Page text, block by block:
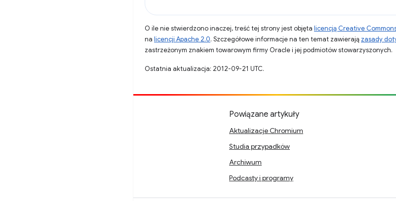
O ile nie stwierdzono inaczej, treść tej strony jest objęta licencją Creative
na licencji Apache 2.0. Szczegółowe informacje na ten temat zawierają zasady
zastrzeżonym znakiem towarowym firmy Oracle i jej podmiotów stowarzyszonych.
Ostatnia aktualizacja: 2012-09-21 UTC.
Powiązane artykuły
Aktualizacje Chromium
Studia przypadków
Archiwum
Podcasty i programy